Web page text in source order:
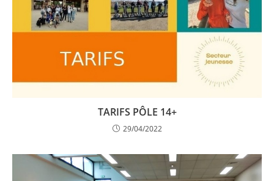
TARIFS PÔLE 14+
29/04/2022